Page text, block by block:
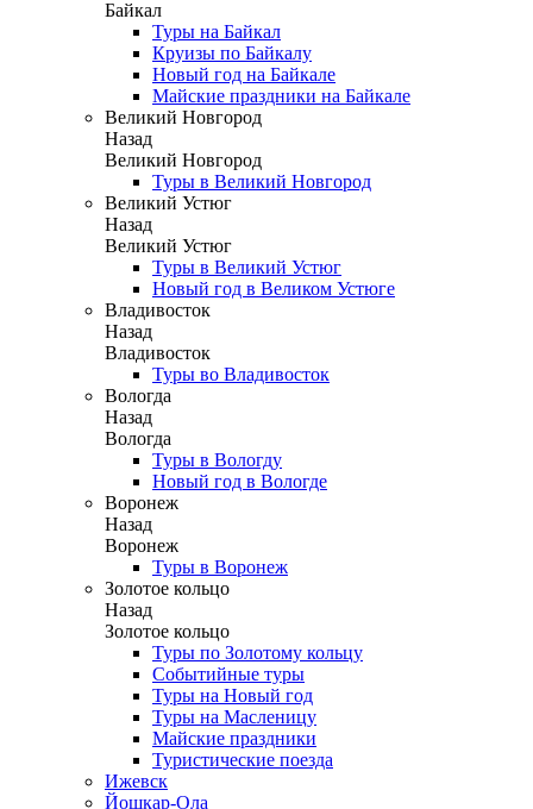
Байкал
Туры на Байкал
Круизы по Байкалу
Новый год на Байкале
Майские праздники на Байкале
Великий Новгород
Назад
Великий Новгород
Туры в Великий Новгород
Великий Устюг
Назад
Великий Устюг
Туры в Великий Устюг
Новый год в Великом Устюге
Владивосток
Назад
Владивосток
Туры во Владивосток
Вологда
Назад
Вологда
Туры в Вологду
Новый год в Вологде
Воронеж
Назад
Воронеж
Туры в Воронеж
Золотое кольцо
Назад
Золотое кольцо
Туры по Золотому кольцу
Событийные туры
Туры на Новый год
Туры на Масленицу
Майские праздники
Туристические поезда
Ижевск
Йошкар-Ола